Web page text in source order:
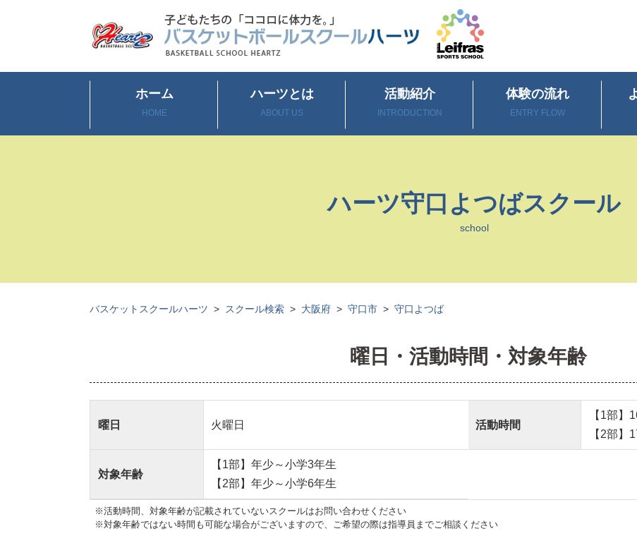
ホーム
HOME
ハーツとは
ABOUT US
活動紹介
INTRODUCTION
体験の流れ
ENTRY FLOW
ハーツ守口よつばスクール
school
バスケットスクールハーツ > スクール検索 > 大阪府 > 守口市 > 守口よつば
曜日・活動時間・対象年齢
曜日 火曜日 活動時間
【1部】
【2部】
対象年齢
【1部】年少～小学3年生
【2部】年少～小学6年生
※活動時間、対象年齢が記載されていないスクールはお問い合わせください
※対象年齢ではない時間も可能な場合がございますので、ご希望の際は指導員までご相談ください